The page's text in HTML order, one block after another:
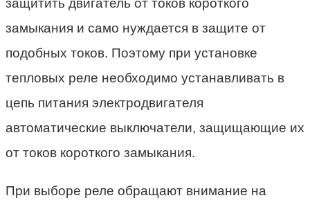
защитить двигатель от токов короткого
замыкания и само нуждается в защите от
подобных токов. Поэтому при установке
тепловых реле необходимо устанавливать в
цепь питания электродвигателя
автоматические выключатели, защищающие их
от токов короткого замыкания.
При выборе реле обращают внимание на